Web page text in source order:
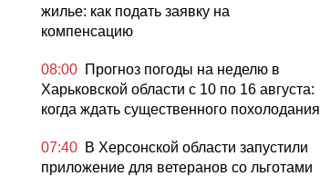
жилье: как подать заявку на
компенсацию
08:00 Прогноз погоды на неделю в
Харьковской области с 10 по 16 августа:
когда ждать существенного похолодания
07:40 В Херсонской области запустили
приложение для ветеранов со льготами